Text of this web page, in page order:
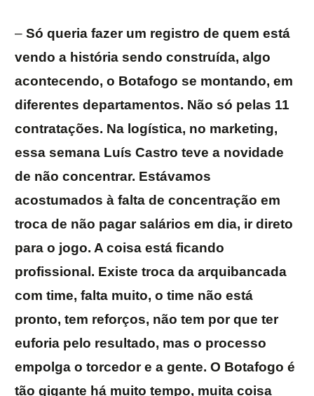
– Só queria fazer um registro de quem está
vendo a história sendo construída, algo
acontecendo, o Botafogo se montando, em
diferentes departamentos. Não só pelas 11
contratações. Na logística, no marketing,
essa semana Luís Castro teve a novidade
de não concentrar. Estávamos
acostumados à falta de concentração em
troca de não pagar salários em dia, ir direto
para o jogo. A coisa está ficando
profissional. Existe troca da arquibancada
com time, falta muito, o time não está
pronto, tem reforços, não tem por que ter
euforia pelo resultado, mas o processo
empolga o torcedor e a gente. O Botafogo é
tão gigante há muito tempo, muita coisa